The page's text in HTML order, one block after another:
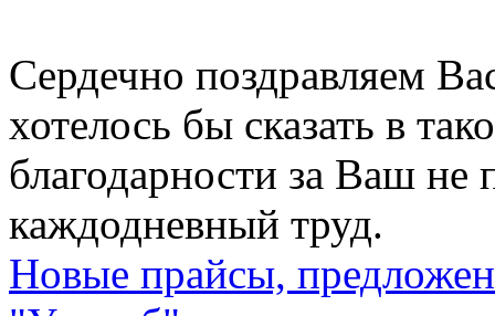
Сердечно поздравляем
хотелось бы сказать в
благодарности за Ваш
каждодневный труд.
Новые прайсы,